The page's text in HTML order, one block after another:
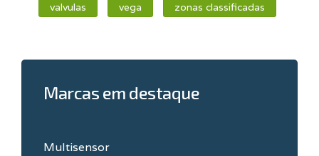
valvulas vega zonas classificadas
Marcas em destaque
Multisensor